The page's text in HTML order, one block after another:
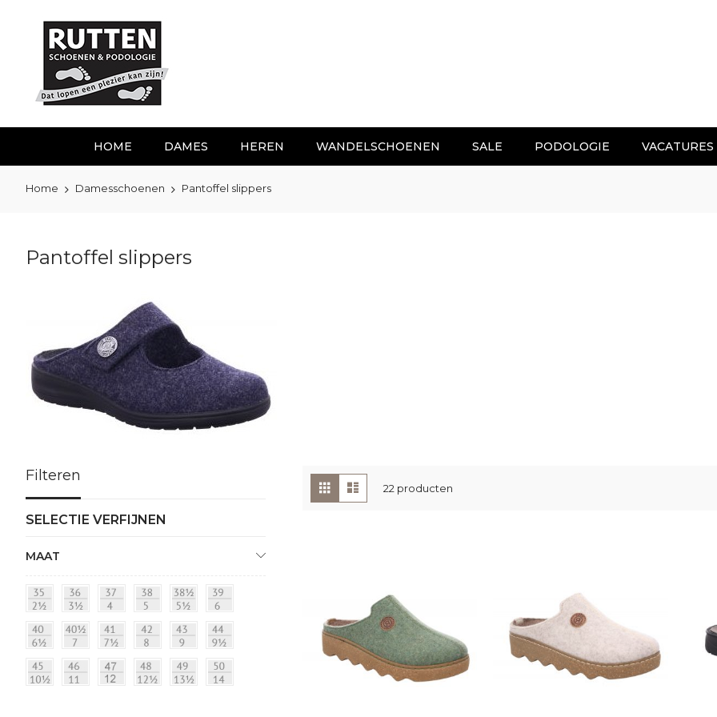
inhoud
HOME DAMES HEREN WANDELSCHOENEN SALE PODOLOGIE VACATURES
Home Damesschoenen Pantoffel slippers
Pantoffel slippers
Tonen
als
Foto-
tabel
22 producten
Filteren
SELECTIE VERFIJNEN
MAAT